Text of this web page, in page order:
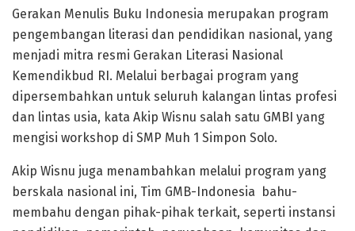
Gerakan Menulis Buku Indonesia merupakan program
pengembangan literasi dan pendidikan nasional, yang
menjadi mitra resmi Gerakan Literasi Nasional
Kemendikbud RI. Melalui berbagai program yang
dipersembahkan untuk seluruh kalangan lintas profesi
dan lintas usia, kata Akip Wisnu salah satu GMBI yang
mengisi workshop di SMP Muh 1 Simpon Solo.
Akip Wisnu juga menambahkan melalui program yang
berskala nasional ini, Tim GMB-Indonesia bahu-
membahu dengan pihak-pihak terkait, seperti instansi